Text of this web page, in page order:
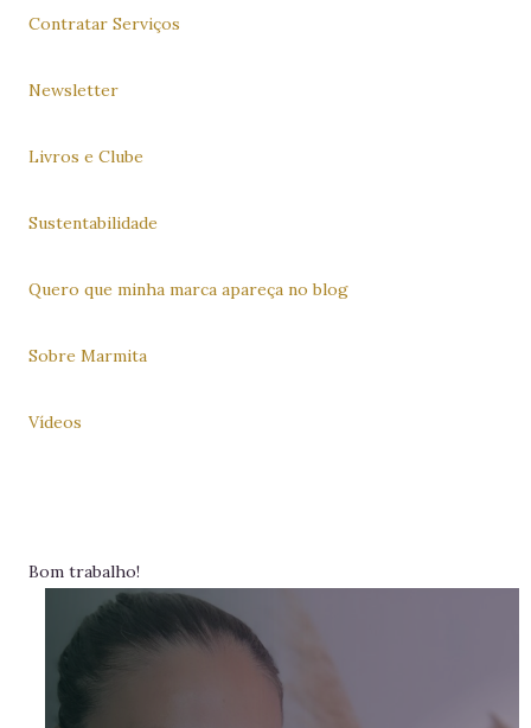
Contratar Serviços
Newsletter
Livros e Clube
Sustentabilidade
Quero que minha marca apareça no blog
Sobre Marmita
Vídeos
Bom trabalho!